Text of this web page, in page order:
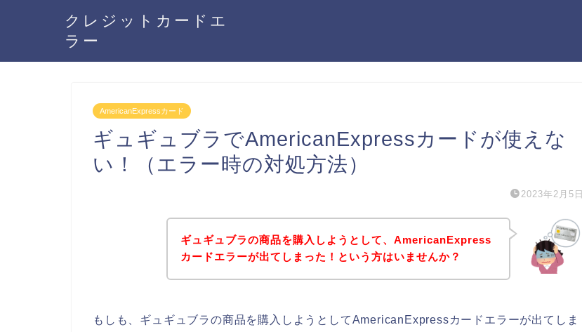
クレジットカードエ
ラー
AmericanExpressカード
ギュギュブラでAmericanExpressカードが使えな
い！（エラー時の対処方法）
2023年2月5日
ギュギュブラの商品を購入しようとして、AmericanExpress
カードエラーが出てしまった！という方はいませんか？
もしも、ギュギュブラの商品を購入しようとしてAmericanExpressカードエラーが出てしま